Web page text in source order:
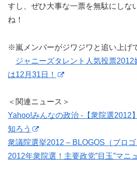
すし、ぜひ大事な一票を無駄にしな
ね！
※嵐メンバーがジワジワと追い上げ
ジャニーズタレント人気投票2012
は12月31日！
＜関連ニュース＞
Yahoo!みんなの政治 -【衆院選2012
知ろう
衆議院選挙2012 – BLOGOS（ブロゴ
2012年衆院選！主要政党”目玉”マニ